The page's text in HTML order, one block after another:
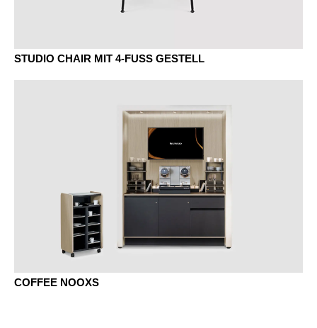
STUDIO CHAIR MIT 4-FUSS GESTELL
COFFEE NOOXS